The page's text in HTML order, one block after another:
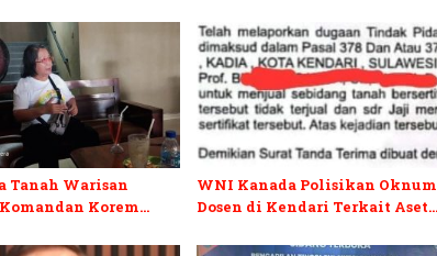
Tanah Warisan
Korem
Pemerasan
WNI Kanada Polisikan Oknum
Dosen di Kendari Terkait Aset